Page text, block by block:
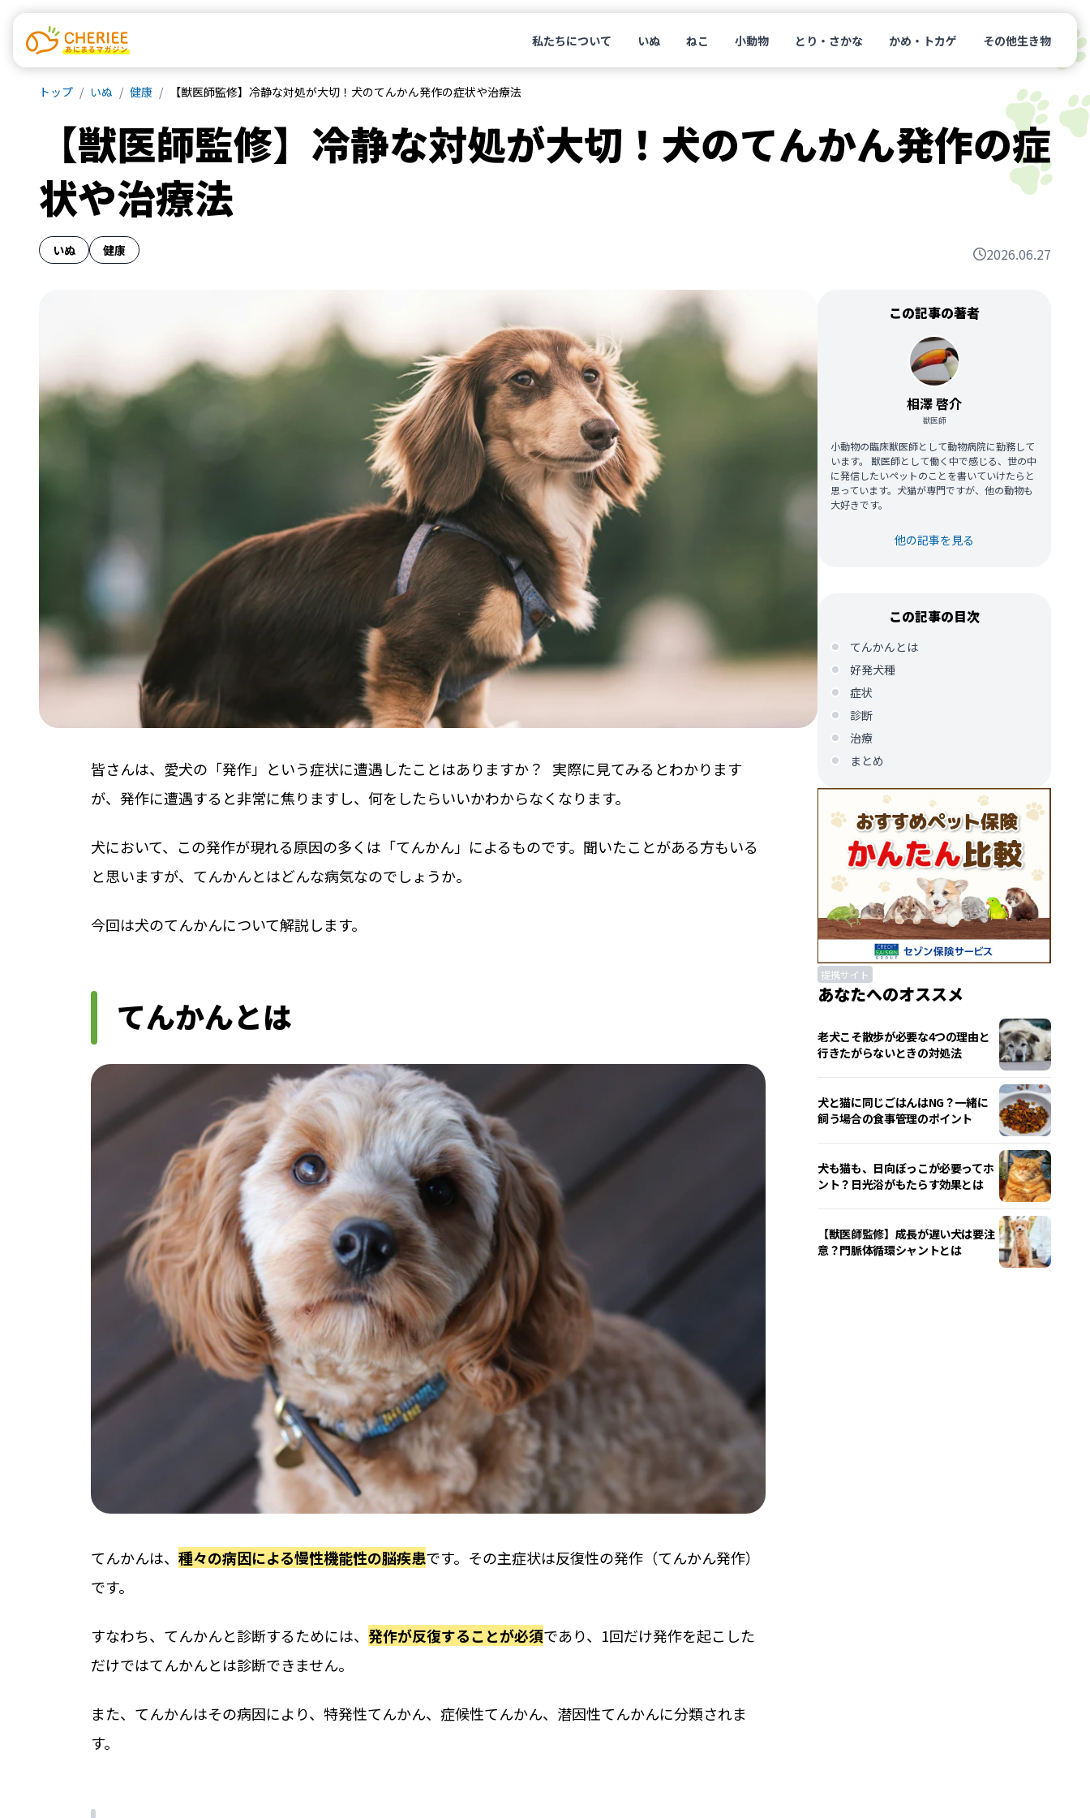
私たちについて いぬ ねこ 小動物 とり・さかな かめ・トカゲ その他生き物
トップ いぬ 健康 【獣医師監修】冷静な対処が大切！犬のてんかん発作の症状や治療法
【獣医師監修】冷静な対処が大切！犬のてんかん発作の症
状や治療法
いぬ 健康 2026.06.27
皆さんは、愛犬の「発作」という症状に遭遇したことはありますか？ 実際に見てみるとわかります
が、発作に遭遇すると非常に焦りますし、何をしたらいいかわからなくなります。
犬において、この発作が現れる原因の多くは「てんかん」によるものです。聞いたことがある方もいる
と思いますが、てんかんとはどんな病気なのでしょうか。
今回は犬のてんかんについて解説します。
てんかんとは
てんかんは、 種々の病因による慢性機能性の脳疾患です。その主症状は反復性の発作（てんかん発作）
です。
すなわち、てんかんと診断するためには、 発作が反復することが必須であり、1回だけ発作を起こした
だけではてんかんとは診断できません。
また、てんかんはその病因により、特発性てんかん、症候性てんかん、潜因性てんかんに分類されま
す。
この記事の著者
相澤 啓介
獣医師
小動物の臨床獣医師として動物病院に勤務して
います。 獣医師として働く中で感じる、世の中
に発信したいペットのことを書いていけたらと
思っています。犬猫が専門ですが、他の動物も
大好きです。
他の記事を見る
この記事の目次
てんかんとは
好発犬種
症状
診断
治療
まとめ
提携サイト
あなたへのオススメ
老犬こそ散歩が必要な4つの理由と
行きたがらないときの対処法
犬と猫に同じごはんはNG？一緒に
飼う場合の食事管理のポイント
犬も猫も、日向ぼっこが必要ってホ
ント？日光浴がもたらす効果とは
【獣医師監修】成長が遅い犬は要注
意？門脈体循環シャントとは